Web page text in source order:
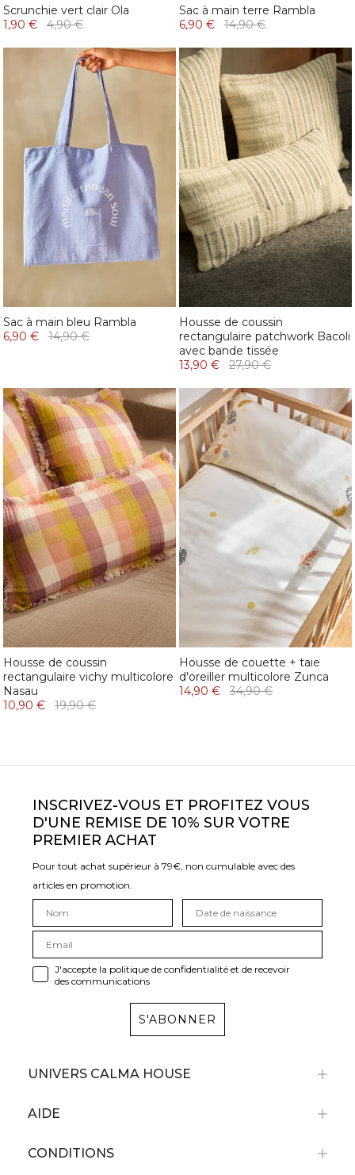
Scrunchie vert clair Ola
1,90 €
4,90 €
Sac à main terre Rambla
6,90 €
14,90 €
Sac à main bleu Rambla
6,90 €
14,90 €
Housse de coussin
rectangulaire patchwork Bacoli
avec bande tissée
13,90 €
27,90 €
Housse de coussin
rectangulaire vichy multicolore
Nasau
10,90 €
19,90 €
Housse de couette + taie
d'oreiller multicolore Zunca
14,90 €
34,90 €
INSCRIVEZ-VOUS ET PROFITEZ VOUS
D'UNE REMISE DE 10% SUR VOTRE
PREMIER ACHAT
Pour tout achat supérieur à 79€, non cumulable avec des
articles en promotion.
J'accepte la politique de confidentialité et de recevoir
des communications
S'ABONNER
UNIVERS CALMA HOUSE
AIDE
CONDITIONS